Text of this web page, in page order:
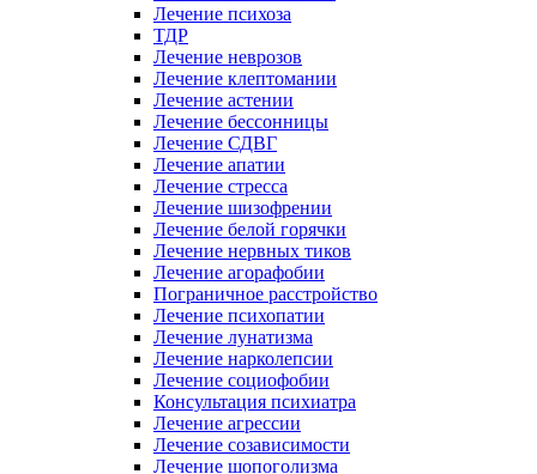
Лечение психоза
ТДР
Лечение неврозов
Лечение клептомании
Лечение астении
Лечение бессонницы
Лечение СДВГ
Лечение апатии
Лечение стресса
Лечение шизофрении
Лечение белой горячки
Лечение нервных тиков
Лечение агорафобии
Пограничное расстройство
Лечение психопатии
Лечение лунатизма
Лечение нарколепсии
Лечение социофобии
Консультация психиатра
Лечение агрессии
Лечение созависимости
Лечение шопоголизма